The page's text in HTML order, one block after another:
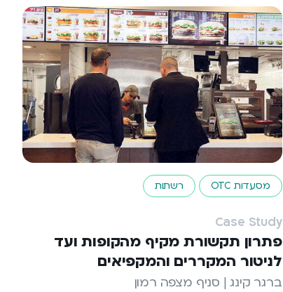
מסעדות OTC רשתות
Case Study
פתרון תקשורת מקיף מהקופות ועד
לניטור המקררים והמקפיאים
ברגר קינג | סניף מצפה רמון